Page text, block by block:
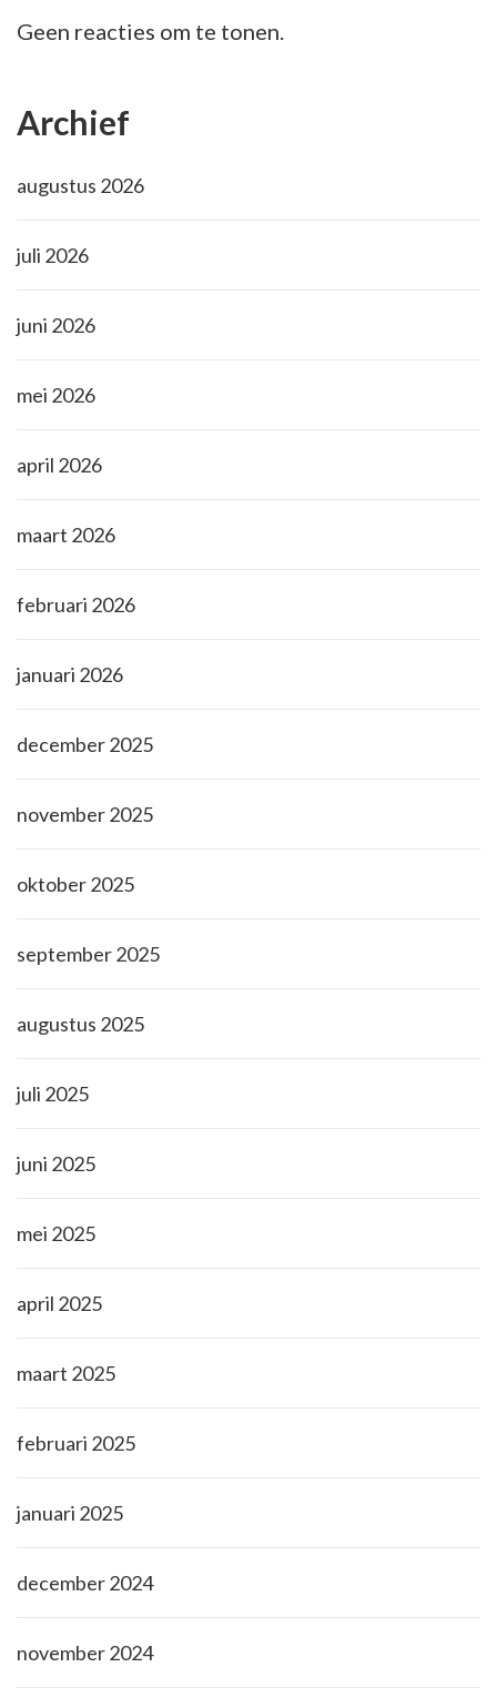
Geen reacties om te tonen.
Archief
augustus 2026
juli 2026
juni 2026
mei 2026
april 2026
maart 2026
februari 2026
januari 2026
december 2025
november 2025
oktober 2025
september 2025
augustus 2025
juli 2025
juni 2025
mei 2025
april 2025
maart 2025
februari 2025
januari 2025
december 2024
november 2024